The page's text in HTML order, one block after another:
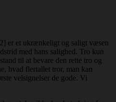
er et ukrænkeligt og saligt væsen
med hans salighed. Tro kun
til at bevare den rette tro og
hvad flertallet tror, man kan
velsignelser de gode. Vi